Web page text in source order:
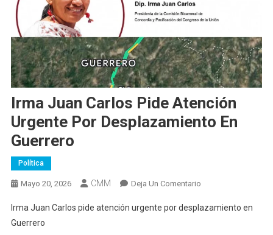
Irma Juan Carlos Pide Atención
Urgente Por Desplazamiento En
Guerrero
Política
Mayo 20, 2026 CMM Deja Un ComentarioEn
Juan
Irma Juan Carlos pide atención urgente por desplazamiento en
Guerrero